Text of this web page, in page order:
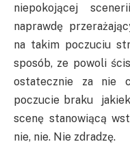
niepokojącej
naprawdę
na takim poczuciu
sposób, ze powoli
ostatecznie za nie
poczucie braku
scenę stanowiącą
nie, nie. Nie zdradzę.